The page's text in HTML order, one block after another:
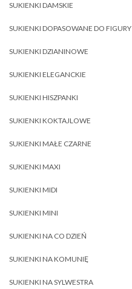
SUKIENKI DAMSKIE
SUKIENKI DOPASOWANE DO FIGURY
SUKIENKI DZIANINOWE
SUKIENKI ELEGANCKIE
SUKIENKI HISZPANKI
SUKIENKI KOKTAJLOWE
SUKIENKI MAŁE CZARNE
SUKIENKI MAXI
SUKIENKI MIDI
SUKIENKI MINI
SUKIENKI NA CO DZIEŃ
SUKIENKI NA KOMUNIĘ
SUKIENKI NA SYLWESTRA